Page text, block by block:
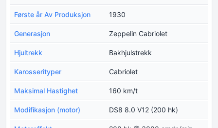
Første år Av Produksjon 1930
Generasjon Zeppelin Cabriolet
Hjultrekk Bakhjulstrekk
Karosserityper Cabriolet
Maksimal Hastighet 160 km/t
Modifikasjon (motor) DS8 8.0 V12 (200 hk)